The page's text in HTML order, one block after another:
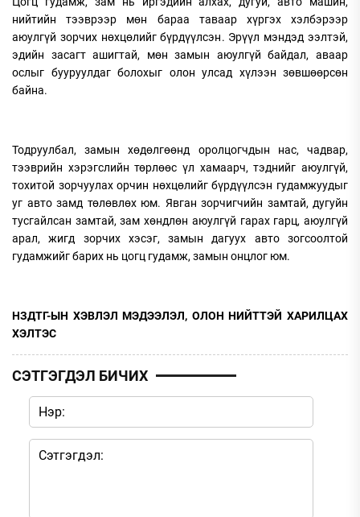
нийтийн тээврээр мөн бараа таваар хүргэх хэлбэрээр
аюулгүй зорчих нөхцөлийг бүрдүүлсэн. Эрүүл мэндэд ээлтэй,
эдийн засагт ашигтай, мөн замын аюулгүй байдал, аваар
ослыг бууруулдаг болохыг олон улсад хүлээн зөвшөөрсөн
байна.
Тодруулбал, замын хөдөлгөөнд оролцогчдын нас, чадвар,
тээврийн хэрэгслийн төрлөөс үл хамаарч, тэднийг аюулгүй,
тохитой зорчуулах орчин нөхцөлийг бүрдүүлсэн гудамжуудыг
уг авто замд төлөвлөх юм. Явган зорчигчийн замтай, дугуйн
тусгайлсан замтай, зам хөндлөн аюулгүй гарах гарц, аюулгүй
арал, жигд зорчих хэсэг, замын дагуух авто зогсоолтой
гудамжийг барих нь цогц гудамж, замын онцлог юм.
НЗДТГ-ЫН ХЭВЛЭЛ МЭДЭЭЛЭЛ, ОЛОН НИЙТТЭЙ ХАРИЛЦАХ
ХЭЛТЭС
СЭТГЭГДЭЛ БИЧИХ